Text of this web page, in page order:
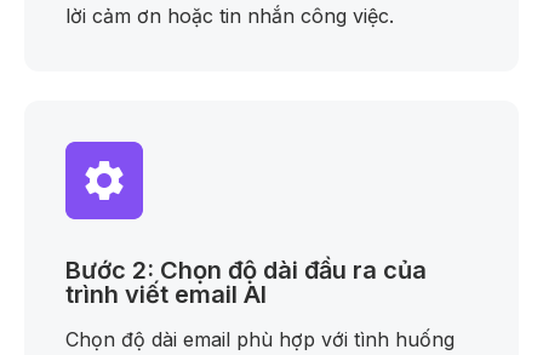
lời cảm ơn hoặc tin nhắn công việc.
Bước 2: Chọn độ dài đầu ra của
trình viết email AI
Chọn độ dài email phù hợp với tình huống